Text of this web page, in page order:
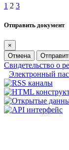
1 2 3
Отправить документ
×
Отмена
Свидетельство о
Электронный